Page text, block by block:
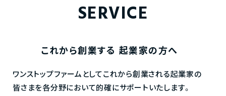
SERVICE
これから創業する 起業家の方へ
ワンストップファームとしてこれから創業される起業家の
皆さまを各分野において的確にサポートいたします。